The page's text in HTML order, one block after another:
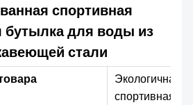
спортивная
бутылка для воды из
стали
Экологичная
спортивная